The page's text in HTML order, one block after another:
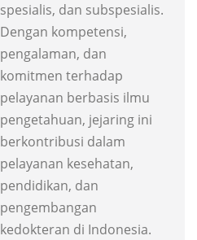
spesialis, dan subspesialis.
Dengan kompetensi,
pengalaman, dan
komitmen terhadap
pelayanan berbasis ilmu
pengetahuan, jejaring ini
berkontribusi dalam
pelayanan kesehatan,
pendidikan, dan
pengembangan
kedokteran di Indonesia.